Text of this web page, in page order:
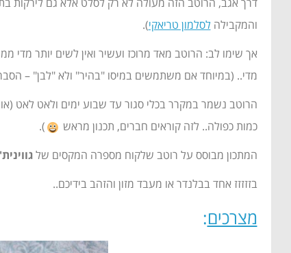
והמקבילהלסלמון טריאקי).
אך שימו לב: הרוטב מאד מרוכז ועשיר ואין לשים יותר מדי
מדי.. (במיוחד אם משתמשים במיסו "בהיר" ולא "לבן" –
הרוטב נשמר במקרר בכלי סגור עד שבוע ימים ולאט לאט
כמות כפולה.. לזה קוראים חברים, תכנון מראש
).
המתכון מבוסס על רוטב שלקוח מספרה המקסים של
בזזזזז אחד בבלנדר או מעבד מזון והזהב בידיכם..
מצרכים: